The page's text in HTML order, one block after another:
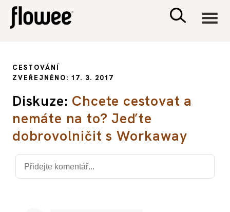
PSYCHOLOGIE
SEX A VZTAHY
CESTOVÁNÍ
ZVEŘEJNĚNO: 17. 3. 2017
Diskuze: Chcete cestovat a
nemáte na to? Jeďte
dobrovolničit s Workaway